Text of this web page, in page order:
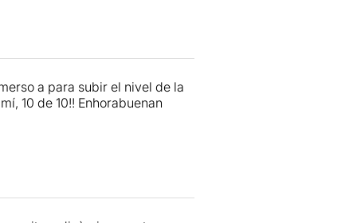
a para subir el nivel de la
10 de 10!! Enhorabuenan